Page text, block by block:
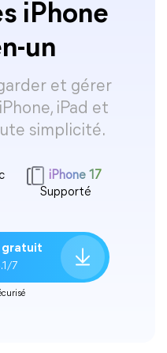
iPhone
un
et gérer
iPad et
simplicité.
iPhone 17
Supporté
gratuit
7